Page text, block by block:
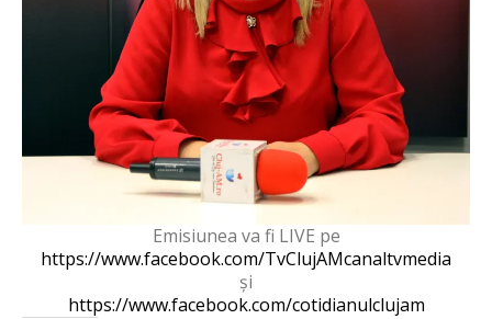
Emisiunea va fi LIVE pe
https://www.facebook.com/TvClujAMcanaltvmedia
și
https://www.facebook.com/cotidianulclujam